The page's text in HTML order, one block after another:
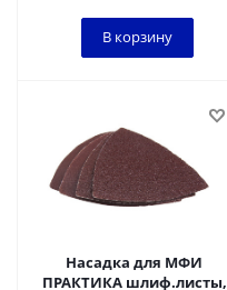
В корзину
Насадка для МФИ
ПРАКТИКА шлиф.листы,